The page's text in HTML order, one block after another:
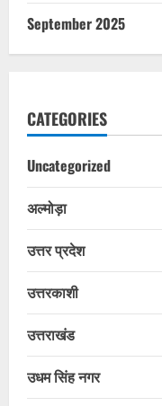
September 2025
CATEGORIES
Uncategorized
अल्मोड़ा
उत्तर प्रदेश
उत्तरकाशी
उत्तराखंड
उधम सिंह नगर